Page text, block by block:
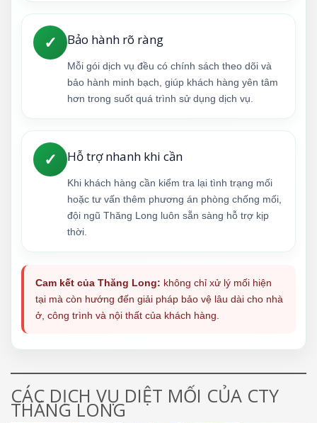
✓ Bảo hành rõ ràng
Mỗi gói dịch vụ đều có chính sách theo dõi và
bảo hành minh bạch, giúp khách hàng yên tâm
hơn trong suốt quá trình sử dụng dịch vụ.
✓ Hỗ trợ nhanh khi cần
Khi khách hàng cần kiểm tra lại tình trạng mối
hoặc tư vấn thêm phương án phòng chống mối,
đội ngũ Thăng Long luôn sẵn sàng hỗ trợ kịp
thời.
Cam kết của Thăng Long: không chỉ xử lý mối hiện
tại mà còn hướng đến giải pháp bảo vệ lâu dài cho nhà
ở, công trình và nội thất của khách hàng.
CÁC DỊCH VỤ DIỆT MỐI CỦA CTY
THĂNG LONG